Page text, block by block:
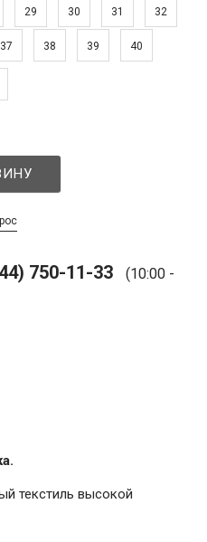
29 30 31 32
37 38 39 40
750-11-33
(10:00 -
текстиль высокой